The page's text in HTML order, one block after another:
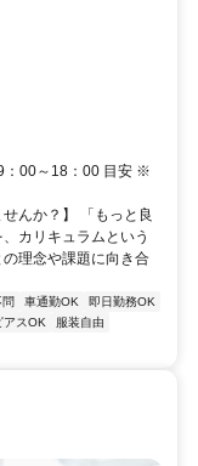
：00～18：00 目安 ※
んか？】 「もっと良
カリキュラムという
理念や課題に向き合
車通勤OK
即日勤務OK
アスOK
服装自由